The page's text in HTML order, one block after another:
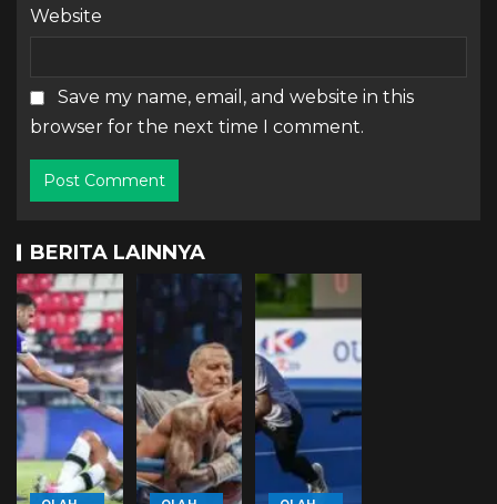
Website
Save my name, email, and website in this
browser for the next time I comment.
BERITA LAINNYA